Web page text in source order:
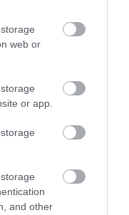
web or
or app.
and other
ALSÓ ...
|Mindenki ügye